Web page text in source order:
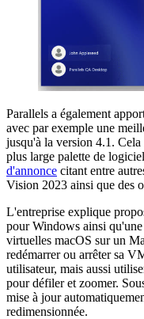
Parallels a également
avec par exemple une
jusqu'à la version 4.1.
plus large palette de
d'annonce citant entre
Vision 2023 ainsi que des
L'entreprise explique
pour Windows ainsi
virtuelles macOS sur un
redémarrer ou arrêter sa
utilisateur, mais aussi
pour défiler et zoomer.
mise à jour
redimensionnée.